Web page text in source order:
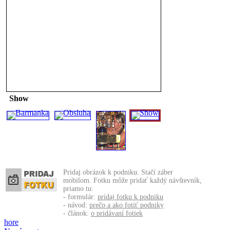
Show
Pridaj obrázok k podniku. Stačí záber
mobilom. Fotku môže pridať každý návštevník,
priamo tu:
- formulár: pridaj fotku k podniku
- návod: prečo a ako fotiť podniky
- článok: o pridávaní fotiek
hore